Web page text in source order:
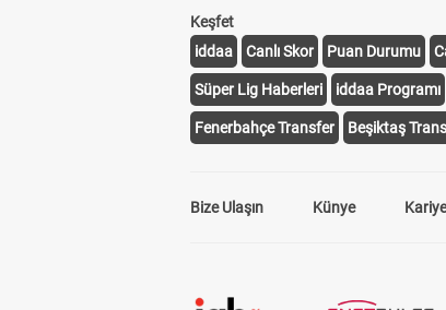
Keşfet
iddaa
Canlı Skor Puan Durumu
Süper Lig Haberleri iddaa Programı
Fenerbahçe Transfer Beşiktaş
Bize Ulaşın Künye